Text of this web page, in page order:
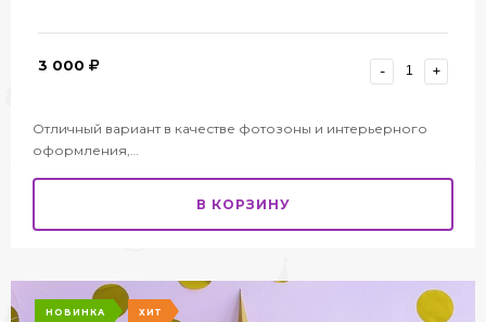
3 000 - +
Отличный вариант в качестве фотозоны и интерьерного
оформления,…
В КОРЗИНУ
НОВИНКА ХИТ